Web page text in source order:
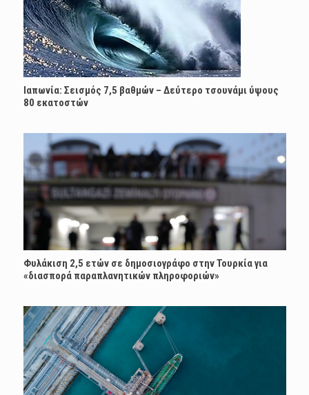
Ιαπωνία: Σεισμός 7,5 βαθμών – Δεύτερο τσουνάμι ύψους
80 εκατοστών
Φυλάκιση 2,5 ετών σε δημοσιογράφο στην Τουρκία για
«διασπορά παραπλανητικών πληροφοριών»